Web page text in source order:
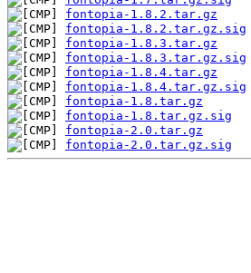
fontopia-1.8.2.tar.gz
fontopia-1.8.2.tar.gz.sig
fontopia-1.8.3.tar.gz
fontopia-1.8.3.tar.gz.sig
fontopia-1.8.4.tar.gz
fontopia-1.8.4.tar.gz.sig
fontopia-1.8.tar.gz
fontopia-1.8.tar.gz.sig
fontopia-2.0.tar.gz
fontopia-2.0.tar.gz.sig